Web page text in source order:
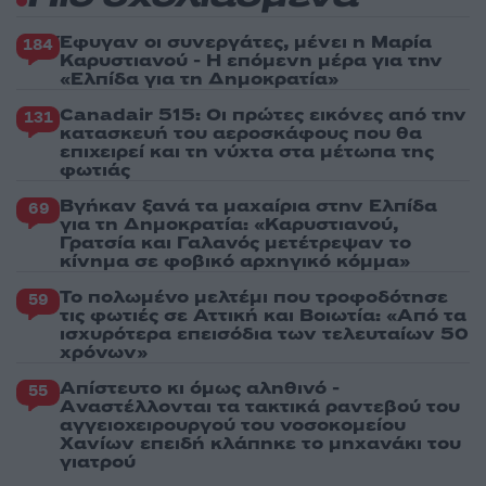
184 Έφυγαν οι συνεργάτες, μένει η Μαρία
Καρυστιανού - Η επόμενη μέρα για την
«Ελπίδα για τη Δημοκρατία»
131 Canadair 515: Οι πρώτες εικόνες από την
κατασκευή του αεροσκάφους που θα
επιχειρεί και τη νύχτα στα μέτωπα της
φωτιάς
69 Βγήκαν ξανά τα μαχαίρια στην Ελπίδα
για τη Δημοκρατία: «Καρυστιανού,
Γρατσία και Γαλανός μετέτρεψαν το
κίνημα σε φοβικό αρχηγικό κόμμα»
59 Το πολωμένο μελτέμι που τροφοδότησε
τις φωτιές σε Αττική και Βοιωτία: «Από τα
ισχυρότερα επεισόδια των τελευταίων 50
χρόνων»
55 Απίστευτο κι όμως αληθινό -
Aναστέλλονται τα τακτικά ραντεβού του
αγγειοχειρουργού του νοσοκομείου
Χανίων επειδή κλάπηκε το μηχανάκι του
γιατρού